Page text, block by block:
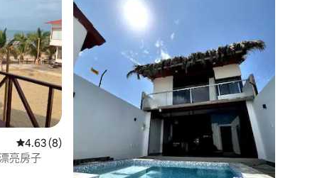
分）
從 8 則評價中獲得 4.63 的平均評分（滿分 5 分）
4.63 (8)
亮房子